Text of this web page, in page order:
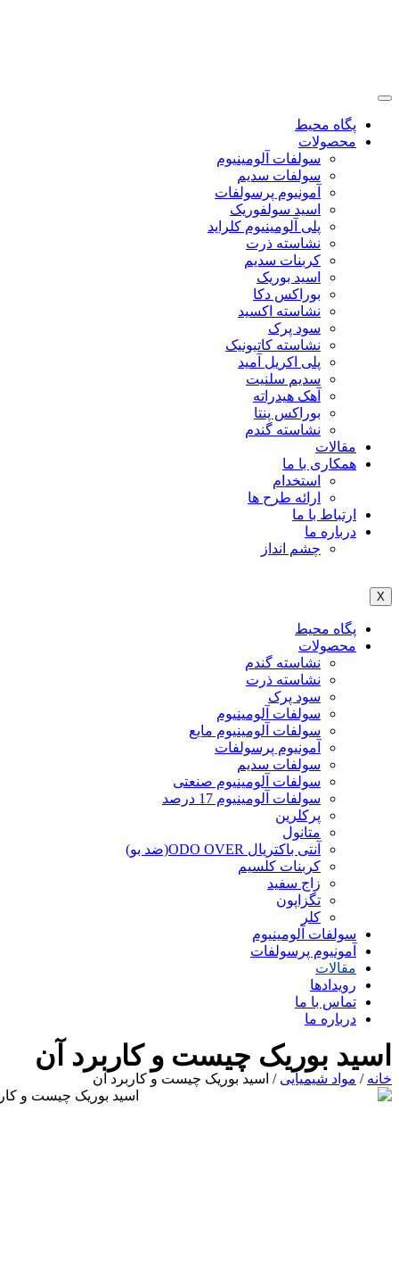
پگاه محیط
محصولات
سولفات آلومینیوم
سولفات سدیم
آمونیوم پرسولفات
اسید سولفوریک
پلی آلومینیوم کلراید
نشاسته ذرت
کربنات سدیم
اسید بوریک
بوراکس دکا
نشاسته اکسید
سود پرک
نشاسته کاتیونیک
پلی اکریل آمید
سدیم سلنیت
آهک هیدراته
بوراکس پنتا
نشاسته گندم
مقالات
همکاری با ما
استخدام
ارائه طرح ها
ارتباط با ما
درباره ما
چشم انداز
X
پگاه محیط
محصولات
نشاسته گندم
نشاسته ذرت
سود پرک
سولفات آلومینیوم
سولفات آلومینیوم مایع
آمونیوم پرسولفات
سولفات سدیم
سولفات آلومینیوم صنعتی
سولفات آلومینیوم 17 درصد
پرکلرین
متانول
آنتی باکتریال ODO OVER(ضد بو)
کربنات کلسیم
زاج سفید
تگزاپون
کلر
سولفات آلومینیوم
آمونیوم پرسولفات
مقالات
رویدادها
تماس با ما
درباره ما
اسید بوریک چیست و کاربرد آن
خانه / مواد شیمیایی / اسید بوریک چیست و کاربرد آن